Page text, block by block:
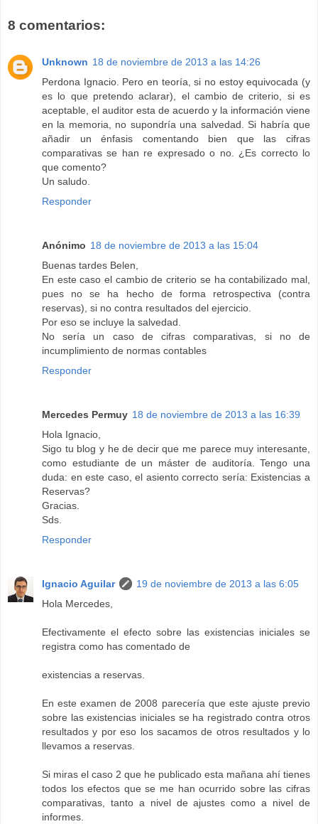
8 comentarios:
Unknown 18 de noviembre de 2013 a las 14:26
Perdona Ignacio. Pero en teoría, si no estoy equivocada (y
es lo que pretendo aclarar), el cambio de criterio, si es
aceptable, el auditor esta de acuerdo y la información viene
en la memoria, no supondría una salvedad. Si habría que
añadir un énfasis comentando bien que las cifras
comparativas se han re expresado o no. ¿Es correcto lo
que comento?
Un saludo.
Responder
Anónimo 18 de noviembre de 2013 a las 15:04
Buenas tardes Belen,
En este caso el cambio de criterio se ha contabilizado mal,
pues no se ha hecho de forma retrospectiva (contra
reservas), si no contra resultados del ejercicio.
Por eso se incluye la salvedad.
No sería un caso de cifras comparativas, si no de
incumplimiento de normas contables
Responder
Mercedes Permuy 18 de noviembre de 2013 a las 16:39
Hola Ignacio,
Sigo tu blog y he de decir que me parece muy interesante,
como estudiante de un máster de auditoría. Tengo una
duda: en este caso, el asiento correcto sería: Existencias a
Reservas?
Gracias.
Sds.
Responder
Ignacio Aguilar
19 de noviembre de 2013 a las 6:05
Hola Mercedes,
Efectivamente el efecto sobre las existencias iniciales se
registra como has comentado de
existencias a reservas.
En este examen de 2008 parecería que este ajuste previo
sobre las existencias iniciales se ha registrado contra otros
resultados y por eso los sacamos de otros resultados y lo
llevamos a reservas.
Si miras el caso 2 que he publicado esta mañana ahí tienes
todos los efectos que se me han ocurrido sobre las cifras
comparativas, tanto a nivel de ajustes como a nivel de
informes.